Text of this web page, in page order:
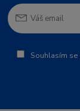
Souhlasím se